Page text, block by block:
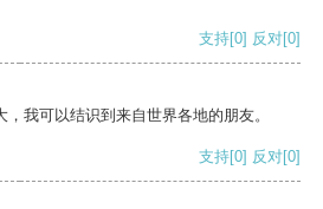
支持[0] 反对[0]
我可以结识到来自世界各地的朋友。
支持[0] 反对[0]